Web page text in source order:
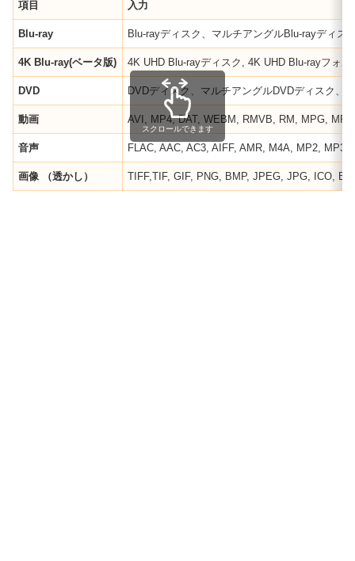
項目 入力
Blu-ray Blu-rayディスク、マルチアングルBlu-rayディ
4K Blu-ray(ベータ版) 4K UHD Blu-rayディスク, 4K UHD Blu-rayフォ
DVD DVDディスク、マルチアングルDVDディスク、
動画 AVI, MP4, DAT, WEBM, RMVB, RM, MPG,
音声 FLAC, AAC, AC3, AIFF, AMR, M4A, MP2,
画像 （透かし） TIFF,TIF, GIF, PNG, BMP, JPEG, JPG, ICO,
スクロールできます